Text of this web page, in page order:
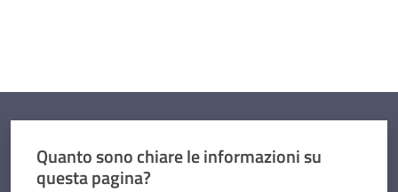
Quanto sono chiare le informazioni su
questa pagina?